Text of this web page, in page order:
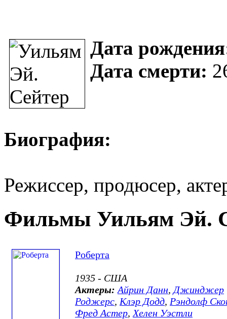
Дата
Дата смерти:
Биография:
Режиссер, продюсер,
Фильмы Уильям Эй.
Роберта
1935 - США
Актеры: Айрин Данн, Джинджер
Роджерс, Клэр Додд, Рэндолф
Фред Астер, Хелен Уэстли